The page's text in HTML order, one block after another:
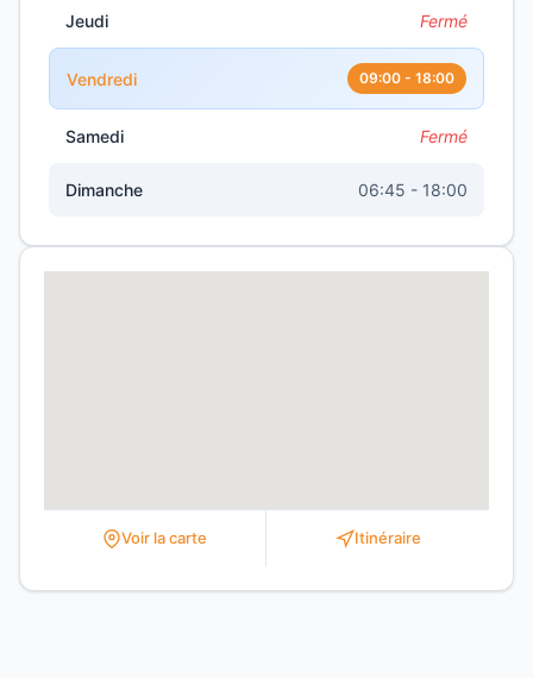
Jeudi Fermé
Vendredi 09:00 - 18:00
Samedi Fermé
Dimanche 06:45 - 18:00
Voir la carte Itinéraire